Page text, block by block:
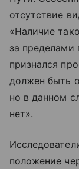
отсутствие
«Наличие
за пределами
признался
должен быть
но в данном
нет».
положение